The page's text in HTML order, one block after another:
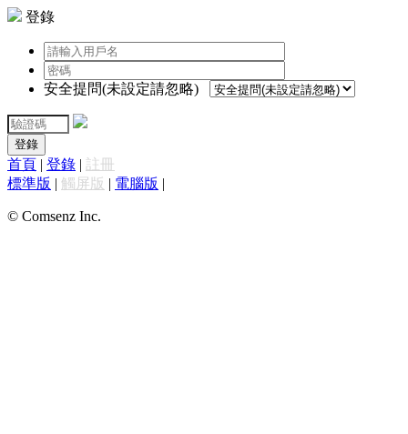
登錄
安全提問(未設定請忽略)
登錄
首頁 | 登錄 | 註冊
標準版 | 觸屏版 | 電腦版 |
© Comsenz Inc.